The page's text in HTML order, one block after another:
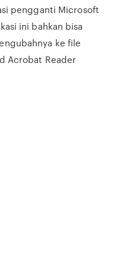
pengganti Microsoft
ini bahkan bisa
ke file
Acrobat Reader